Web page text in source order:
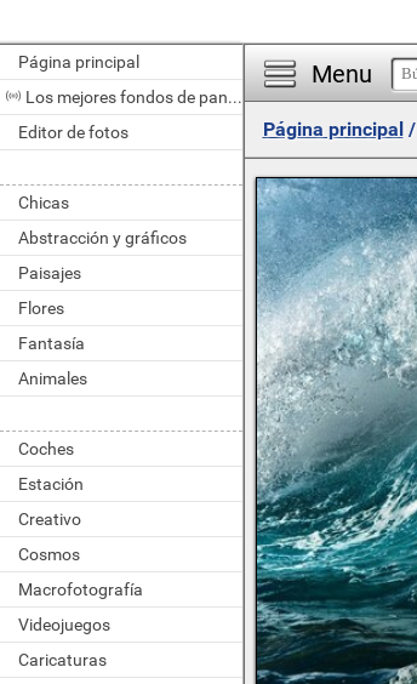
Página principal
Los mejores fondos de pantalla del día
Editor de fotos
Chicas
Abstracción y gráficos
Paisajes
Flores
Fantasía
Animales
Coches
Estación
Creativo
Cosmos
Macrofotografía
Videojuegos
Caricaturas
Menu
Página principal/